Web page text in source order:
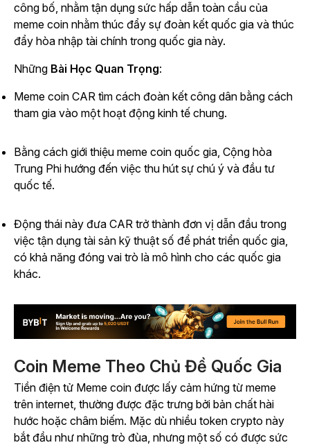
công bố, nhằm tận dụng sức hấp dẫn toàn cầu của
meme coin nhằm thúc đẩy sự đoàn kết quốc gia và thúc
đẩy hòa nhập tài chính trong quốc gia này.
Những Bài Học Quan Trọng:
Meme coin CAR tìm cách đoàn kết công dân bằng cách
tham gia vào một hoạt động kinh tế chung.
Bằng cách giới thiệu meme coin quốc gia, Cộng hòa
Trung Phi hướng đến việc thu hút sự chú ý và đầu tư
quốc tế.
Động thái này đưa CAR trở thành đơn vị dẫn đầu trong
việc tận dụng tài sản kỹ thuật số để phát triển quốc gia,
có khả năng đóng vai trò là mô hình cho các quốc gia
khác.
Coin Meme Theo Chủ Đề Quốc Gia
Tiền điện tử Meme coin được lấy cảm hứng từ meme
trên internet, thường được đặc trưng bởi bản chất hài
hước hoặc châm biếm. Mặc dù nhiều token crypto này
bắt đầu như những trò đùa, nhưng một số có được sức